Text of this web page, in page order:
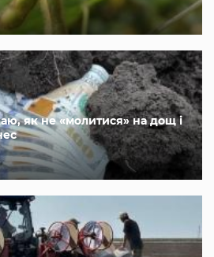
як не «молитися» на дощ і